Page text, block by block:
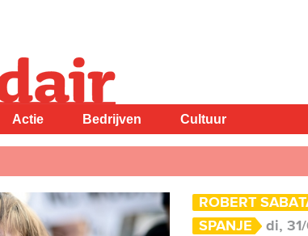
Actie Bedrijven Cultuur
ROBERT
SPANJE
di,